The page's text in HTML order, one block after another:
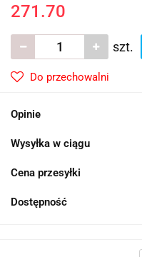
271.70
szt.
Do przechowalni
Opinie
Wysyłka w ciągu
Cena przesyłki
Dostępność